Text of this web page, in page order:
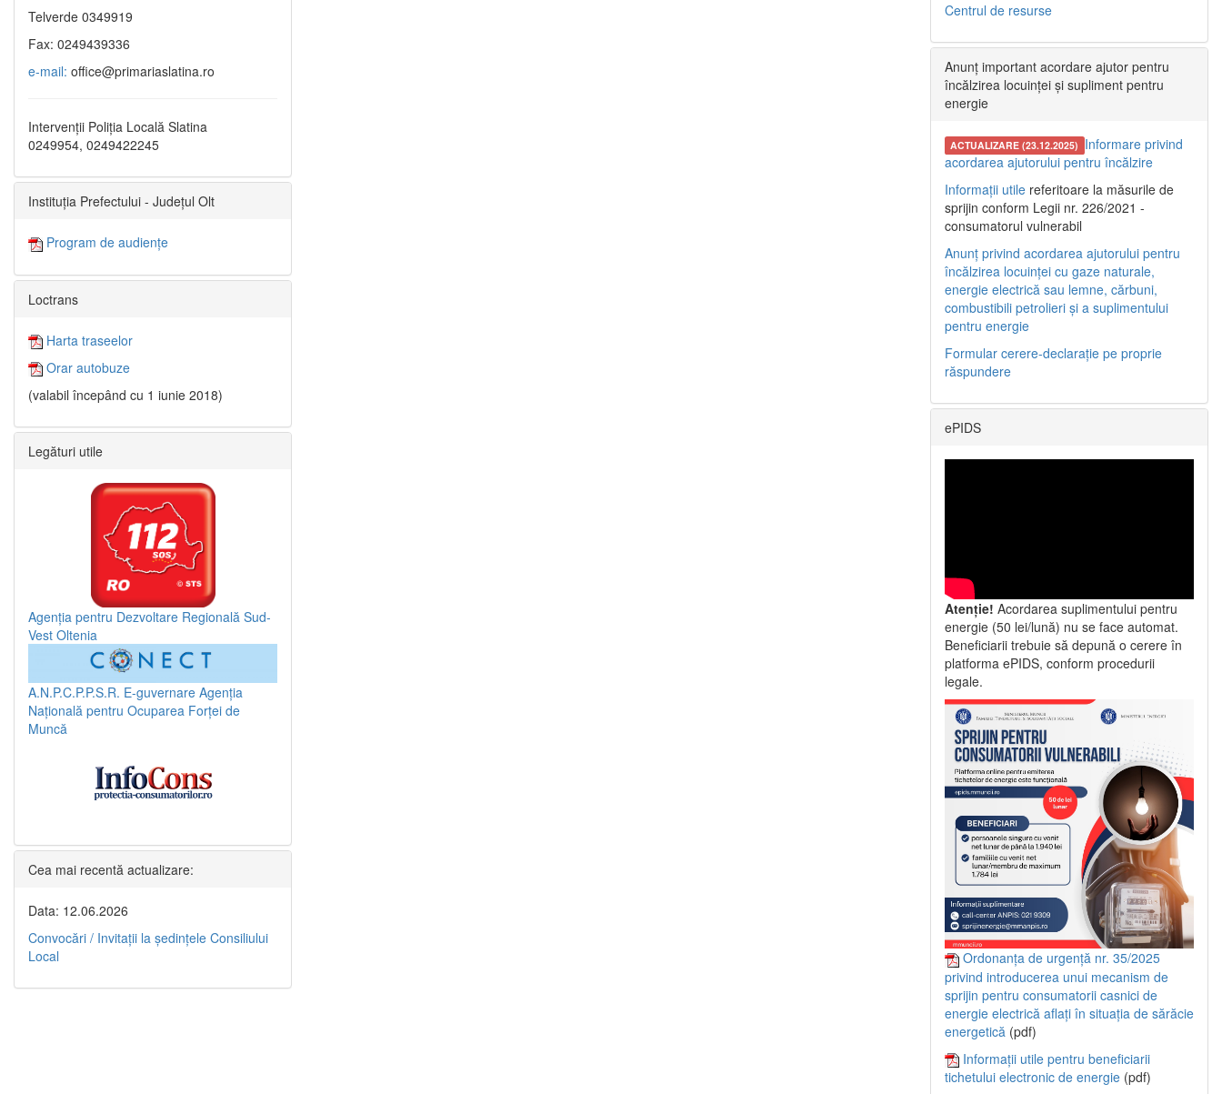
Telverde 0349919
Fax: 0249439336
e-mail: office@primariaslatina.ro
Intervenții Poliția Locală Slatina
0249954, 0249422245
Instituția Prefectului - Județul Olt
Program de audiențe
Loctrans
Harta traseelor
Orar autobuze
(valabil începând cu 1 iunie 2018)
Legături utile
Agenția pentru Dezvoltare Regională Sud-
Vest Oltenia
A.N.P.C.P.P.S.R. E-guvernare Agenția
Națională pentru Ocuparea Forței de
Muncă
Cea mai recentă actualizare:
Data: 12.06.2026
Convocări / Invitaţii la şedinţele Consiliului
Local
Centrul de resurse
Anunț important acordare ajutor pentru
încălzirea locuinței și supliment pentru
energie
ACTUALIZARE (23.12.2025) Informare privind
acordarea ajutorului pentru încălzire
Informații utile referitoare la măsurile de
sprijin conform Legii nr. 226/2021 -
consumatorul vulnerabil
Anunț privind acordarea ajutorului pentru
încălzirea locuinței cu gaze naturale,
energie electrică sau lemne, cărbuni,
combustibili petrolieri și a suplimentului
pentru energie
Formular cerere-declarație pe proprie
răspundere
ePIDS
Atenție! Acordarea suplimentului pentru
energie (50 lei/lună) nu se face automat.
Beneficiarii trebuie să depună o cerere în
platforma ePIDS, conform procedurii
legale.
Ordonanța de urgență nr. 35/2025
privind introducerea unui mecanism de
sprijin pentru consumatorii casnici de
energie electrică aflați în situația de sărăcie
energetică (pdf)
Informații utile pentru beneficiarii
tichetului electronic de energie (pdf)